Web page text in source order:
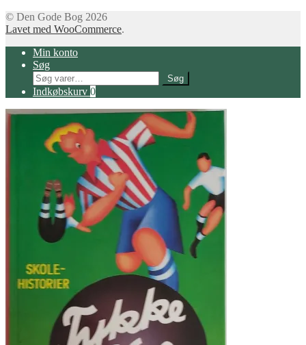
© Den Gode Bog 2026
Lavet med WooCommerce.
Min konto
Søg
Søg
efter:
Søg
Indkøbskurv 0